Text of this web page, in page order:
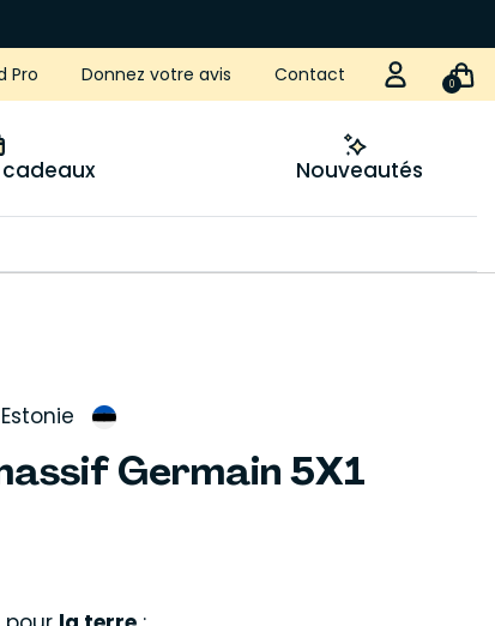
Pro Donnez votre avis Contact 0
cadeaux Nouveautés
Germain 5X1